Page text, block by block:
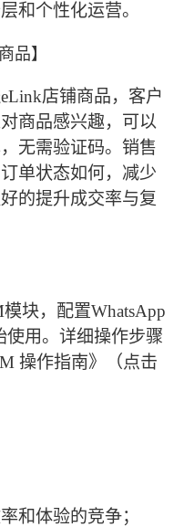
和个性化运营。
品】
店铺商品，客户
商品感兴趣，可以
无需验证码。销售
单状态如何，减少
的提升成交率与复
块，配置WhatsApp
使用。详细操作步骤
操作指南》（点击
和体验的竞争；